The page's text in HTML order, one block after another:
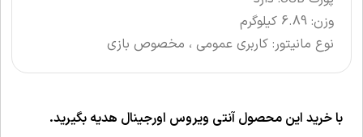
وزن: 6.89 کیلوگرم
نوع مانیتور: کاربری عمومی ، مخصوص بازی
با خرید این محصول آنتی ویروس اورجینال هدیه بگیرید.